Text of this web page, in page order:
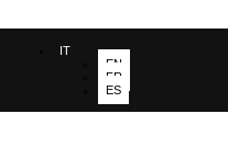
IT
EN
FR
ES